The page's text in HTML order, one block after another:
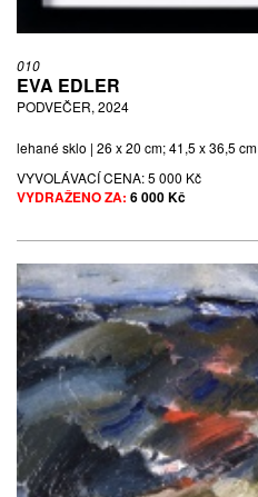
010
EVA EDLER
PODVEČER, 2024
lehané sklo | 26 x 20 cm; 41,5 x 36,5 cm
VYVOLÁVACÍ CENA:5 000 Kč
VYDRAŽENO ZA: 6 000 Kč